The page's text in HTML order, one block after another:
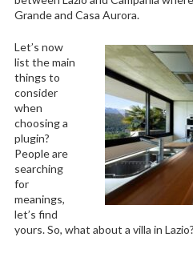
Grande and Casa Aurora.
Let’s now
list the main
things to
consider
when
choosing a
plugin?
People are
searching
for
meanings,
let’s find
yours. So, what about a villa in Lazio?